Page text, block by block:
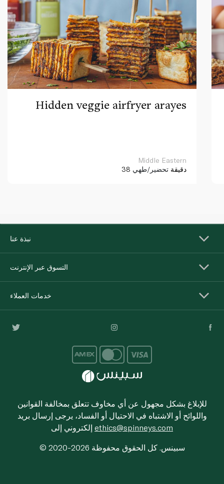
Hidden veggie airfryer arayes
Middle Eastern
38 دقيقة تحضير/طهي
نبذة عنا
التسوق عبر الإنترنت
خدمات العملاء
للإبلاغ بشكل مجهول عن أي مخاوف تتعلق بمخالفة القوانين
واللوائح أو الاشتباه في الاحتيال أو الفساد، يرجى إرسال بريد
ethics@spinneys.com
© 2020-2026 سبينس. كل الحقوق محفوظة